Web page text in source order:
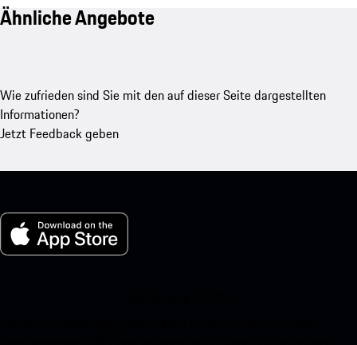
Ähnliche Angebote
Wie zufrieden sind Sie mit den auf dieser Seite dargestellten
Informationen?
Jetzt Feedback geben